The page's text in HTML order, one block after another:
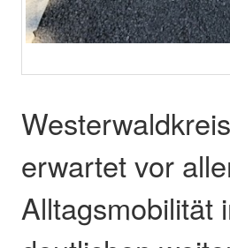
erwartet vor
Alltagsmobilität